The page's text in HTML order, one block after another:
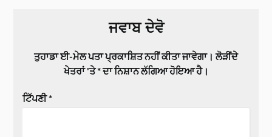
ਜਵਾਬ ਦੇਵੋ
ਤੁਹਾਡਾ ਈ-ਮੇਲ ਪਤਾ ਪ੍ਰਕਾਸ਼ਿਤ ਨਹੀਂ ਕੀਤਾ ਜਾਵੇਗਾ। ਲੋੜੀਂਦੇ
ਖੇਤਰਾਂ 'ਤੇ*ਦਾ ਨਿਸ਼ਾਨ ਲੱਗਿਆ ਹੋਇਆ ਹੈ।
ਟਿੱਪਣੀ*